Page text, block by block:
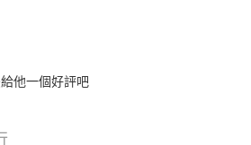
他一個好評吧